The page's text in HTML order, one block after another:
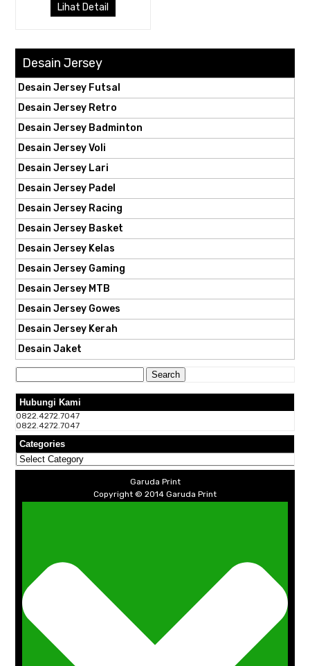
Lihat Detail
Desain Jersey
Desain Jersey Futsal
Desain Jersey Retro
Desain Jersey Badminton
Desain Jersey Voli
Desain Jersey Lari
Desain Jersey Padel
Desain Jersey Racing
Desain Jersey Basket
Desain Jersey Kelas
Desain Jersey Gaming
Desain Jersey MTB
Desain Jersey Gowes
Desain Jersey Kerah
Desain Jaket
for:
Hubungi Kami
0822.4272.7047
0822.4272.7047
Categories
Categories
Garuda Print
Copyright © 2014 Garuda Print